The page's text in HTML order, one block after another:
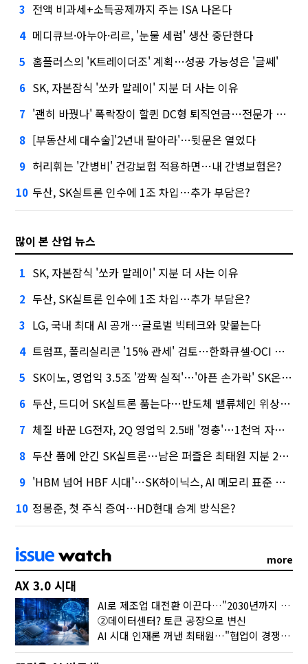
3 전액 비과세+소득공제까지 주는 ISA 나온다
4 메디큐브·아누아·리르, '눈물 세럼' 생산 중단한다
5 홈플러스의 'K트레이더조' 계획…성공 가능성은 '글쎄'
6 SK, 자본잠식 '쏘카 말레이' 지분 더 사는 이유
7 '괜히 바꿨나' 폭락장이 할퀸 DC형 퇴직연금…전문가 조언은
8 [부동산세 대수술]'2년내 팔아라'…뒷문은 열었다
9 허리휘는 '간병비' 건강보험 적용하면…내 간병보험은?
10 두산, SK실트론 인수에 1조 차입…추가 부담은?
많이 본 산업 뉴스
1 SK, 자본잠식 '쏘카 말레이' 지분 더 사는 이유
2 두산, SK실트론 인수에 1조 차입…추가 부담은?
3 LG, 국내 최대 AI 공개…글로벌 빅테크와 맞붙는다
4 트럼프, 폴리실리콘 '15% 관세' 검토…한화큐셀·OCI 영향은?
5 SK이노, 영업익 3.5조 '깜짝 실적'…'아픈 손가락' SK온의 반전
6 두산, 드디어 SK실트론 품는다…반도체 밸류체인 위상 강화
7 체질 바꾼 LG전자, 2Q 영업익 2.5배 '껑충'…1천억 자사주 태운다
8 두산 품에 안긴 SK실트론…남은 퍼즐은 최태원 지분 29.4%
9 'HBM 넘어 HBF 시대'…SK하이닉스, AI 메모리 표준 선점 나섰다
10 정몽준, 첫 주식 증여…HD현대 승계 방식은?
more
AX 3.0 시대
AI로 제조업 대전환 이끈다…"2030년까지 민관합동 20조 투자"
②데이터센터? 토큰 공장으로 변신
AI 시대 인재론 꺼낸 최태원…"협업이 경쟁력"